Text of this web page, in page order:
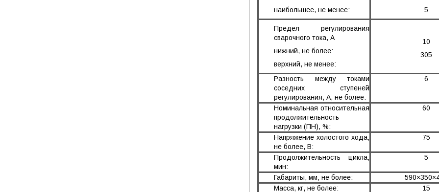
наибольшее, не менее:
5
Предел регулирования
сварочного тока, А
нижний, не более:
верхний, не менее:
10
305
Разность между токами
соседних ступеней
регулирования, А, не более:
6
Номинальная относительная
продолжительность
нагрузки (ПН), %:
60
Напряжение холостого хода,
не более, В:
75
Продолжительность цикла,
мин:
5
Габариты, мм, не более:
Масса, кг, не более:
15